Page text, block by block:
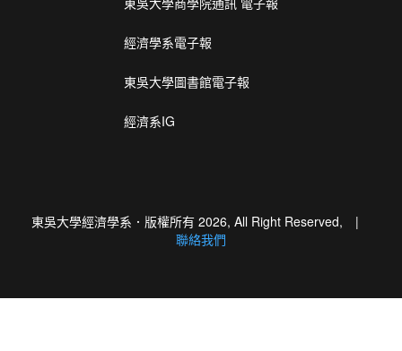
經濟學系電子報
東吳大學圖書館電子報
經濟系IG
東吳大學經濟學系．版權所有 2026, All Right Reserved, |
聯絡我們